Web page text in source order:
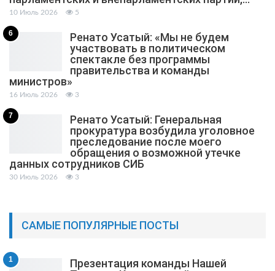
10 Июль 2026 5
6
Ренато Усатый: «Мы не будем
участвовать в политическом
спектакле без программы
правительства и команды
министров»
16 Июль 2026 3
7
Ренато Усатый: Генеральная
прокуратура возбудила уголовное
преследование после моего
обращения о возможной утечке
данных сотрудников СИБ
30 Июль 2026 3
САМЫЕ ПОПУЛЯРНЫЕ ПОСТЫ
1
Презентация команды Нашей